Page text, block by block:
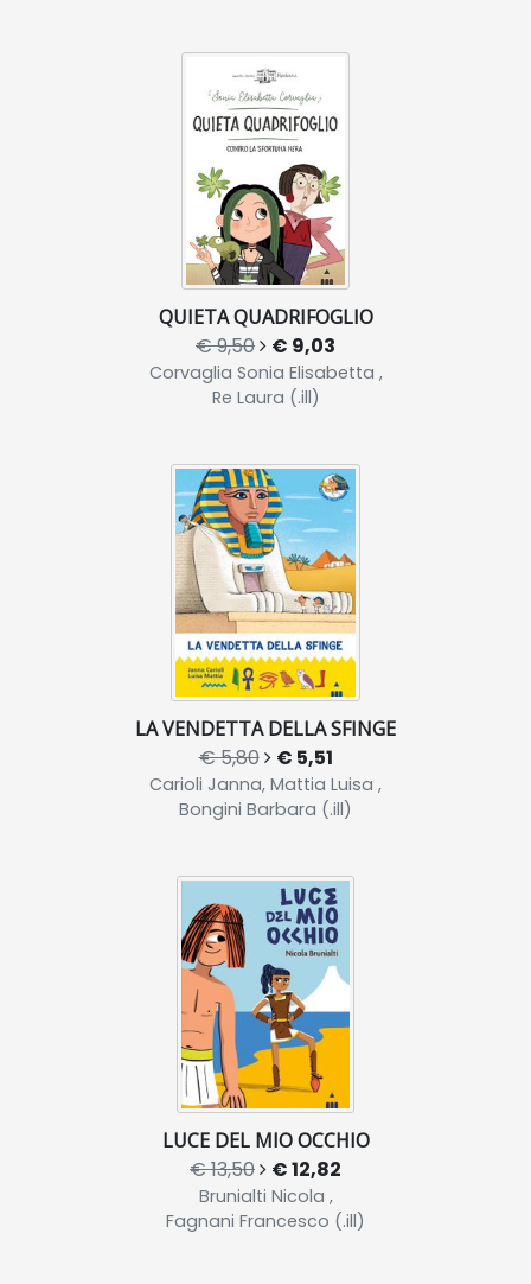
QUIETA QUADRIFOGLIO
€ 9,50 € 9,03
Corvaglia Sonia Elisabetta ,
Re Laura (.ill)
LA VENDETTA DELLA SFINGE
€ 5,80 € 5,51
Carioli Janna, Mattia Luisa ,
Bongini Barbara (.ill)
LUCE DEL MIO OCCHIO
€ 13,50 € 12,82
Brunialti Nicola ,
Fagnani Francesco (.ill)